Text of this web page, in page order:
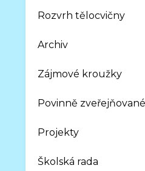
Rozvrh tělocvičny
Archiv
Zájmové kroužky
Povinně
Projekty
Školská rada